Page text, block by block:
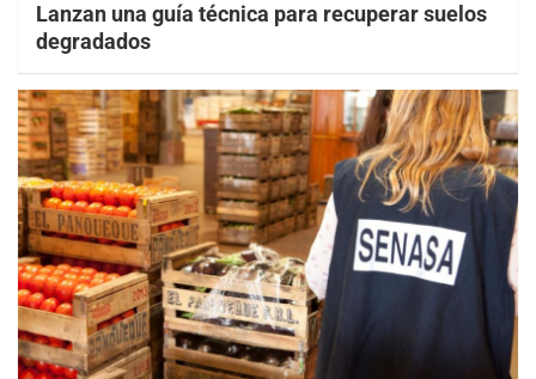
Lanzan una guía técnica para recuperar suelos
degradados